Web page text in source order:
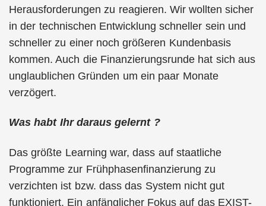
Herausforderungen zu reagieren. Wir wollten sicher
in der technischen Entwicklung schneller sein und
schneller zu einer noch größeren Kundenbasis
kommen. Auch die Finanzierungsrunde hat sich aus
unglaublichen Gründen um ein paar Monate
verzögert.
Was habt Ihr daraus gelernt ?
Das größte Learning war, dass auf staatliche
Programme zur Frühphasenfinanzierung zu
verzichten ist bzw. dass das System nicht gut
funktioniert. Ein anfänglicher Fokus auf das EXIST-